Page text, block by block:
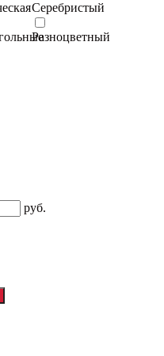
Серебристый
Разноцветный
руб.